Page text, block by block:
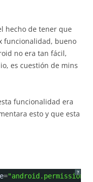
hecho de tener que
funcionalidad, bueno
no era tan fácil,
es cuestión de mins
funcionalidad era
esto y que esta
?
=